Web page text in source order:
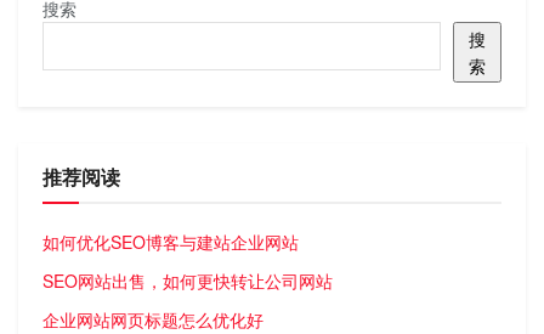
搜索
搜
索
推荐阅读
如何优化SEO博客与建站企业网站
SEO网站出售，如何更快转让公司网站
企业网站网页标题怎么优化好